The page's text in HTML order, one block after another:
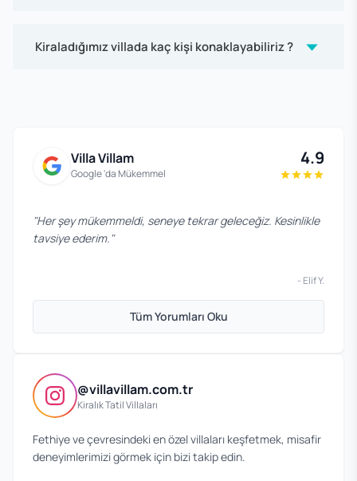
Kiraladığımız villada kaç kişi konaklayabiliriz ?
Villa Villam
Google 'da Mükemmel
4.9
"Her şey mükemmeldi, seneye tekrar geleceğiz. Kesinlikle
tavsiye ederim. "
- Elif Y.
Tüm Yorumları Oku
@villavillam.com.tr
Kiralık Tatil Villaları
Fethiye ve çevresindeki en özel villaları keşfetmek, misafir
deneyimlerimizi görmek için bizi takip edin.